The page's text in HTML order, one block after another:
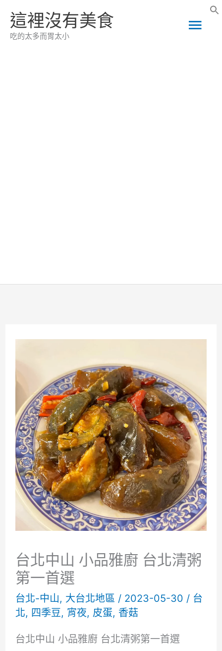
這裡沒有美食
吃的太多而胃太小
主
台北中山 小品雅廚 台北清粥
第一首選
台北-中山, 大台北地區 / 2023-05-30 / 台
北, 四季豆, 宵夜, 皮蛋, 香菇
台北中山 小品雅廚 台北清粥第一首選